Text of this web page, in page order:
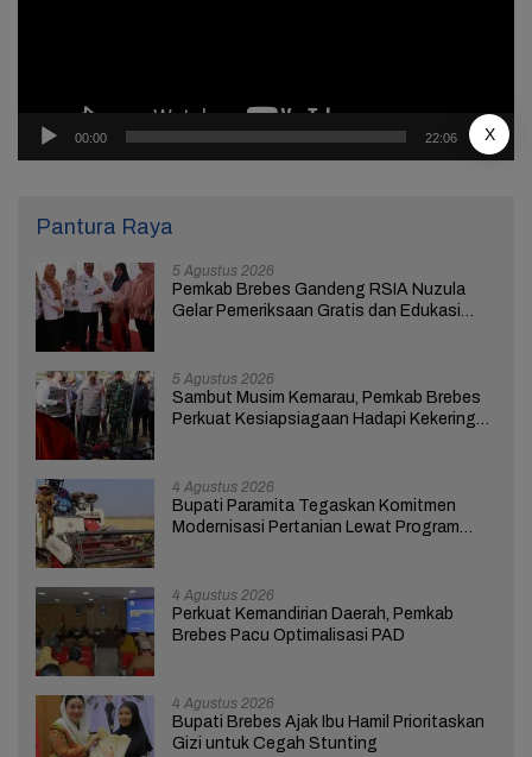
00:00 22:06
Pantura Raya
5 Agustus 2026
Pemkab Brebes Gandeng RSIA Nuzula
Gelar Pemeriksaan Gratis dan Edukasi
5 Agustus 2026
Sambut Musim Kemarau, Pemkab Brebes
Perkuat Kesiapsiagaan Hadapi Kekeringan
4 Agustus 2026
Bupati Paramita Tegaskan Komitmen
Modernisasi Pertanian Lewat Program
4 Agustus 2026
Perkuat Kemandirian Daerah, Pemkab
Brebes Pacu Optimalisasi PAD
4 Agustus 2026
Bupati Brebes Ajak Ibu Hamil Prioritaskan
Gizi untuk Cegah Stunting
X